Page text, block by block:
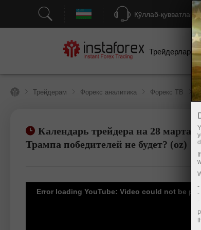
Қўллаб-қувватлаш
Трейдерлар
Трейдерам Форекс аналитика Форекс ТВ
Календарь трейдера на 28 марта:
Трампа победителей не будет? (oz)
Савдо ҳисоб-варағини очиш
Error loading YouTube: Video could not be
-
-
-